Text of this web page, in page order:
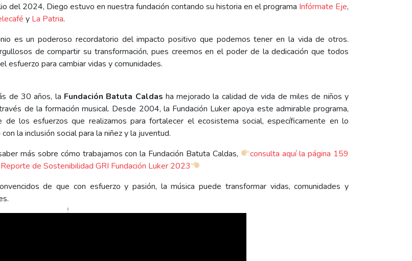
del 2024, Diego estuvo en nuestra fundación contando su historia en el programa Infórmate Eje,
y La Patria.
es un poderoso recordatorio del impacto positivo que podemos tener en la vida de otros.
de compartir su transformación, pues creemos en el poder de la dedicación que todos
esfuerzo para cambiar vidas y comunidades.
de 30 años, la Fundación Batuta Caldas ha mejorado la calidad de vida de miles de niños y
de la formación musical. Desde 2004, la Fundación Luker apoya este admirable programa,
de los esfuerzos que realizamos para fortalecer el ecosistema social, específicamente en lo
la inclusión social para la niñez y la juventud.
más sobre cómo trabajamos con la Fundación Batuta Caldas,
consulta aquí la página 159
de Sostenibilidad GRI Fundación Luker 2023
de que con esfuerzo y pasión, la música puede transformar vidas, comunidades y